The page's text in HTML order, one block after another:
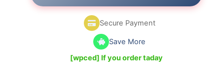
Secure Payment
Save More
[wpced] If you order taday